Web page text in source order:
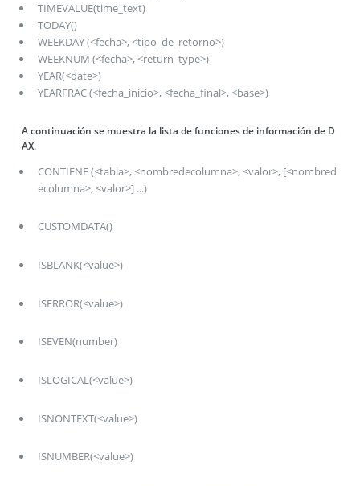
TIMEVALUE(time_text)
TODAY()
WEEKDAY (<fecha>, <tipo_de_retorno>)
WEEKNUM (<fecha>, <return_type>)
YEAR(<date>)
YEARFRAC (<fecha_inicio>, <fecha_final>, <base>)
A continuación se muestra la lista de funciones de información de D
AX.
CONTIENE (<tabla>, <nombredecolumna>, <valor>, [<nombred
ecolumna>, <valor>] ...)
CUSTOMDATA()
ISBLANK(<value>)
ISERROR(<value>)
ISEVEN(number)
ISLOGICAL(<value>)
ISNONTEXT(<value>)
ISNUMBER(<value>)